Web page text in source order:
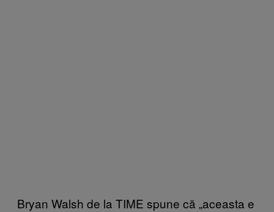
Bryan Walsh de la TIME spune că „aceasta e